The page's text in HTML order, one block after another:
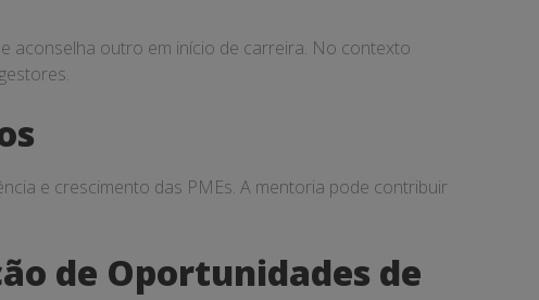
aconselha outro em início de carreira. No contexto
e crescimento das PMEs. A mentoria pode contribuir
de Oportunidades de